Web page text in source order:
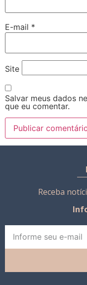
E-mail *
Site
Salvar meus dados
que eu comentar.
Receba